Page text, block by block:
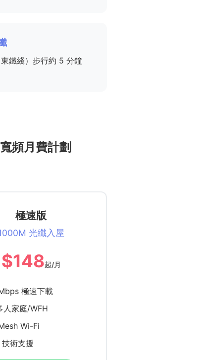
鐵綫）步行約 5 分鐘
頻月費計劃
極速版
光纖入屋
$148起/月
極速下載
人家庭/WFH
Wi-Fi
術支援